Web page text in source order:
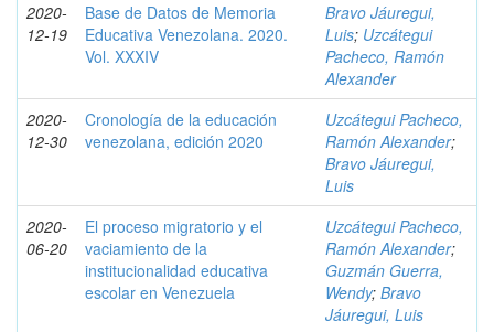
2020-
12-19
Base de Datos de Memoria
Educativa Venezolana. 2020.
Vol. XXXIV
Bravo Jáuregui,
Luis; Uzcátegui
Pacheco, Ramón
Alexander
2020-
12-30
Cronología de la educación
venezolana, edición 2020
Uzcátegui Pacheco,
Ramón Alexander;
Bravo Jáuregui,
Luis
2020-
06-20
El proceso migratorio y el
vaciamiento de la
institucionalidad educativa
escolar en Venezuela
Uzcátegui Pacheco,
Ramón Alexander;
Guzmán Guerra,
Wendy; Bravo
Jáuregui, Luis